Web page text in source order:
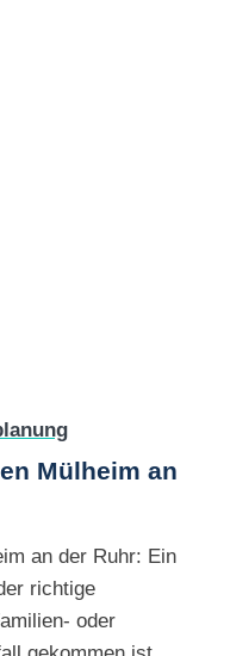
Mülheim an
an der Ruhr: Ein
richtige
oder